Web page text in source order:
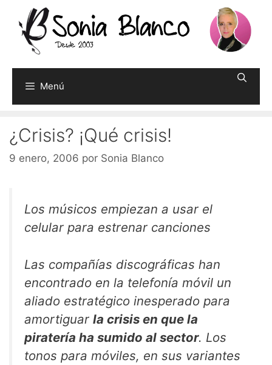
contenido
Menú
¿Crisis? ¡Qué crisis!
9 enero, 2006 por Sonia Blanco
Los músicos empiezan a usar el
celular para estrenar canciones
Las compañías discográficas han
encontrado en la telefonía móvil un
aliado estratégico inesperado para
amortiguar la crisis en que la
piratería ha sumido al sector. Los
tonos para móviles, en sus variantes